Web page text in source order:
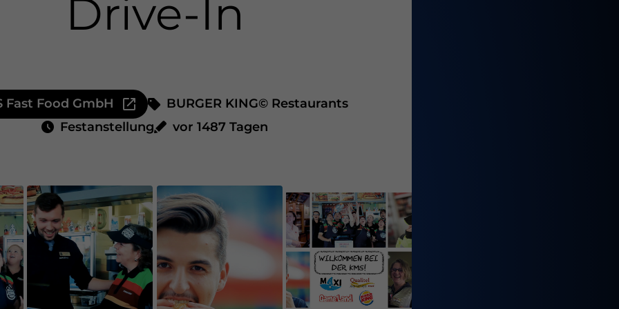
Drive-In
Fast Food GmbH
BURGER KING© Restaurants
Festanstellung
vor 1487 Tagen